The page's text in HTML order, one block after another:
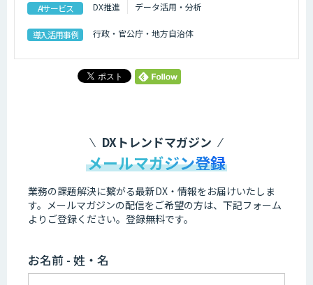
AIサービス DX推進 データ活用・分析
導入活用事例 行政・官公庁・地方自治体
DXトレンドマガジン
メールマガジン登録
業務の課題解決に繋がる最新DX・情報をお届けいたしま
す。 メールマガジンの配信をご希望の方は、下記フォーム
よりご登録ください。登録無料です。
お名前 - 姓・名